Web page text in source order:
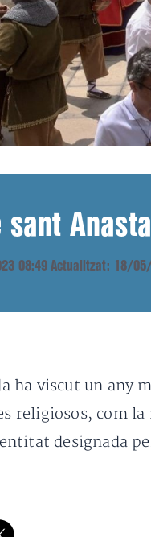
sant
08:49 Actualitzat: 18/
ha viscut un any
religiosos, com
designada